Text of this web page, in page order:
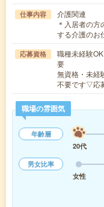
仕事内容
介護関連
＊入居者の
する介護のお
応募資格
職種未経験
要
無資格・未
不要です▽応
職場の雰囲気
年齢層
20代
男女比率
女性